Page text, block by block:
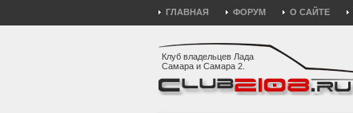
ГЛАВНАЯ ФОРУМ О САЙТЕ
Клуб владельцев Лада
Самара и Самара 2.